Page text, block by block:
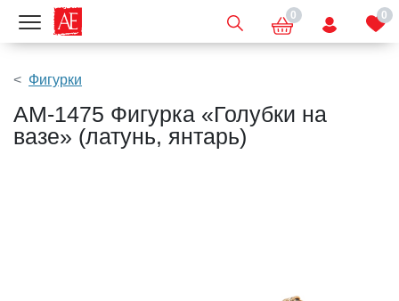
Показать меню 0 0
Фигурки
AM-1475 Фигурка «Голубки на
вазе» (латунь, янтарь)